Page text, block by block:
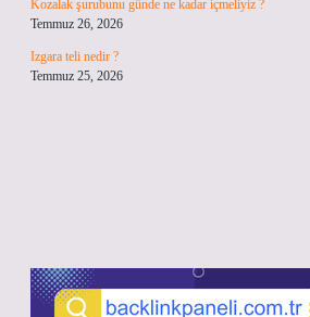
Kozalak şurubunu günde ne kadar içmeliyiz ?
Temmuz 26, 2026
Izgara teli nedir ?
Temmuz 25, 2026